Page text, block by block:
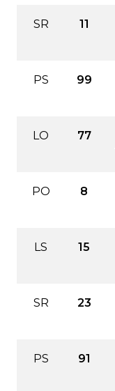
SR 11
PS 99
LO 77
PO 8
LS 15
SR 23
PS 91